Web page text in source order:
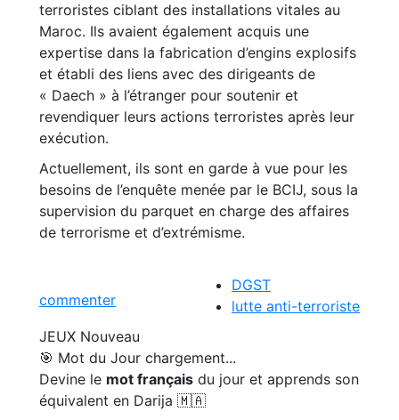
terroristes ciblant des installations vitales au
Maroc. Ils avaient également acquis une
expertise dans la fabrication d’engins explosifs
et établi des liens avec des dirigeants de
« Daech » à l’étranger pour soutenir et
revendiquer leurs actions terroristes après leur
exécution.
Actuellement, ils sont en garde à vue pour les
besoins de l’enquête menée par le BCIJ, sous la
supervision du parquet en charge des affaires
de terrorisme et d’extrémisme.
commenter
DGST
lutte anti-terroriste
JEUX Nouveau
🎯 Mot du Jour chargement...
Devine le mot français du jour et apprends son
équivalent en Darija 🇲🇦